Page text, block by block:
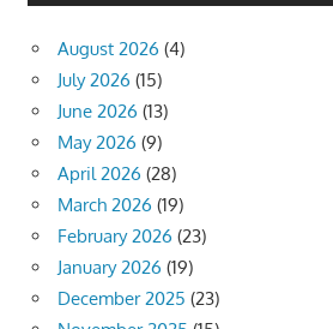
August 2026 (4)
July 2026 (15)
June 2026 (13)
May 2026 (9)
April 2026 (28)
March 2026 (19)
February 2026 (23)
January 2026 (19)
December 2025 (23)